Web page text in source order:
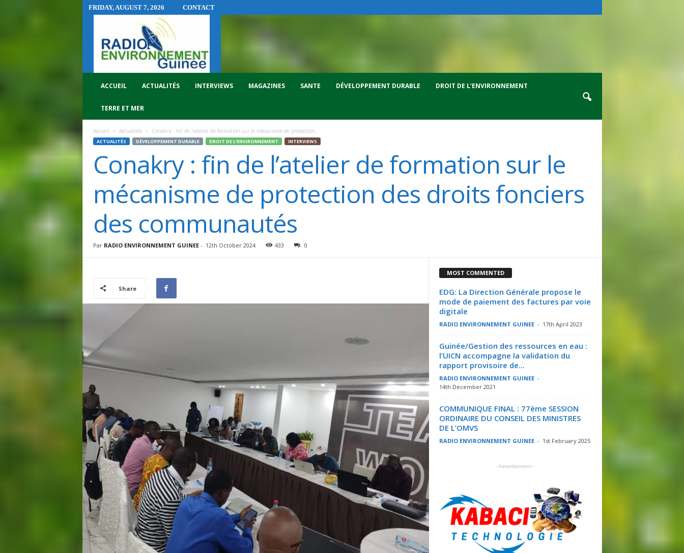
FRIDAY, AUGUST 7, 2026
CONTACT
E
ACCUEIL ACTUALITÉS INTERVIEWS MAGAZINES SANTE DÉVELOPPEMENT DURABLE DROIT DE L’ENVIRONNEMENT
TERRE ET MER
Accueil Actualités Conakry : fin de l’atelier de formation sur le mécanisme de protection...
ACTUALITÉS DÉVELOPPEMENT DURABLE DROIT DE L’ENVIRONNEMENT INTERVIEWS
Conakry : fin de l’atelier de formation sur le
mécanisme de protection des droits fonciers
des communautés
Par RADIO ENVIRONNEMENT GUINEE- 12th October 2024 433 0
Share
MOST COMMENTED
EDG: La Direction Générale propose le
mode de paiement des factures par voie
digitale
RADIO ENVIRONNEMENT GUINEE - 17th April 2023
Guinée/Gestion des ressources en eau :
l’UICN accompagne la validation du
rapport provisoire de...
RADIO ENVIRONNEMENT GUINEE -
14th December 2021
COMMUNIQUE FINAL : 77ème SESSION
ORDINAIRE DU CONSEIL DES MINISTRES
DE L’OMVS
RADIO ENVIRONNEMENT GUINEE - 1st February 2025
- Advertisement -